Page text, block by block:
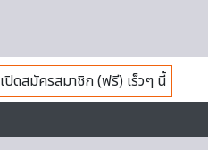
เปิดสมัครสมาชิก (ฟรี) เร็วๆ นี้